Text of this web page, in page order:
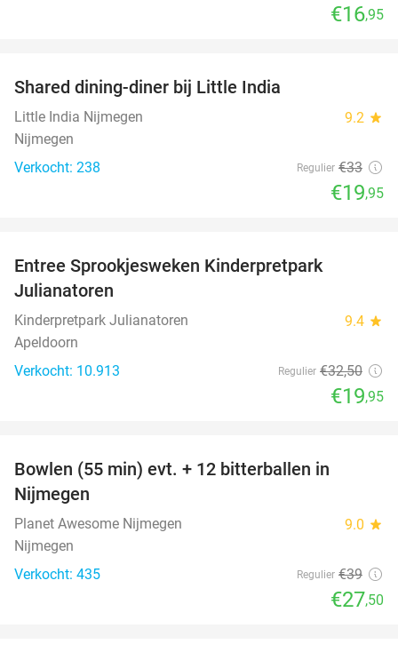
€16,95
Shared dining-diner bij Little India
Little India Nijmegen 9.2 star
Nijmegen
Verkocht: 238
Regulier €33
€19,95
Entree Sprookjesweken Kinderpretpark
Julianatoren
Kinderpretpark Julianatoren 9.4 star
Apeldoorn
Verkocht: 10.913
Regulier €32,50
€19,95
Bowlen (55 min) evt. + 12 bitterballen in
Nijmegen
Planet Awesome Nijmegen 9.0 star
Nijmegen
Verkocht: 435
Regulier €39
€27,50